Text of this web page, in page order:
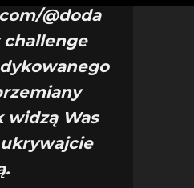
@doda
widzą Was